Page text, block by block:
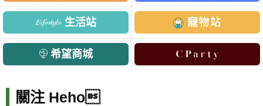
生活站 寵物站
希望商城
關注 Heho